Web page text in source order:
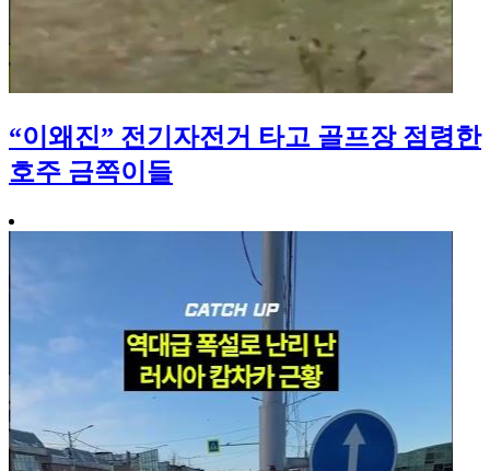
“이왜진” 전기자전거 타고 골프장 점령한
호주 금쪽이들